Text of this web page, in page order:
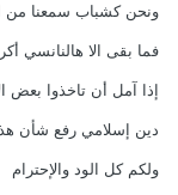
ونحن كشباب سمعنا من
فما بقى الا هالنانسي
إذا آمل أن تاخذوا بعض
دين إسلامي رفع شأن
ولكم كل الود والإحترام